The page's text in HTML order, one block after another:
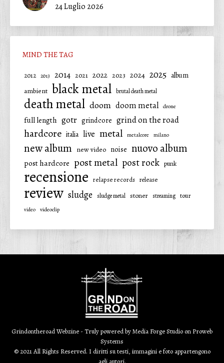
24 Luglio 2026
MIND THE TAG
2012 2013 2014 2021 2022 2023 2024 2025 album
ambient black metal brutal death metal
death metal doom doom metal drone
full length gotr grindcore grind on the road
hardcore italia live metal metalcore milano
new album new video noise nuovo album
post hardcore post metal post rock punk
recensione relapse records release
review sludge sludge metal stoner streaming tour
video videoclip
Grindontheroad Webzine - Truly powered byMedia Forge Studio on Proweb
Systems
© 2021 All Rights Reserved. I diritti su testi, immagini e foto appartengono
agli autori.